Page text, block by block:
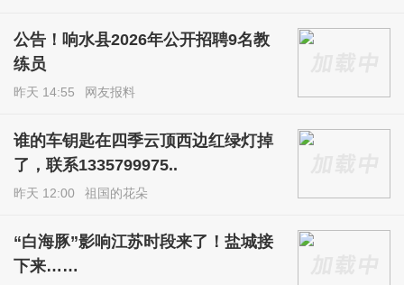
公告！响水县2026年公开招聘9名教
练员
昨天 14:55 网友报料
谁的车钥匙在四季云顶西边红绿灯掉
了，联系1335799975..
昨天 12:00 祖国的花朵
“白海豚”影响江苏时段来了！盐城接
下来……